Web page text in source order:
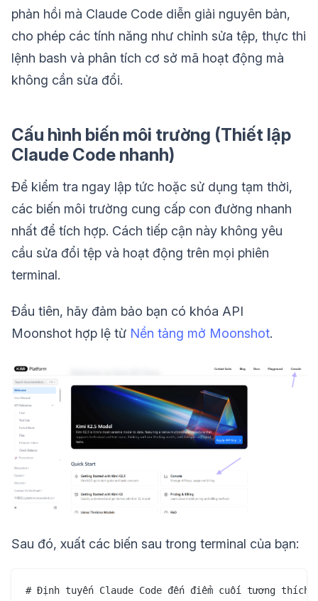
phản hồi mà Claude Code diễn giải nguyên bản,
cho phép các tính năng như chỉnh sửa tệp, thực thi
lệnh bash và phân tích cơ sở mã hoạt động mà
không cần sửa đổi.
Cấu hình biến môi trường (Thiết lập
Claude Code nhanh)
Để kiểm tra ngay lập tức hoặc sử dụng tạm thời,
các biến môi trường cung cấp con đường nhanh
nhất để tích hợp. Cách tiếp cận này không yêu
cầu sửa đổi tệp và hoạt động trên mọi phiên
terminal.
Đầu tiên, hãy đảm bảo bạn có khóa API
Moonshot hợp lệ từ Nền tảng mở Moonshot.
Sau đó, xuất các biến sau trong terminal của bạn:
# Định tuyến Claude Code đến điểm cuối tương thích